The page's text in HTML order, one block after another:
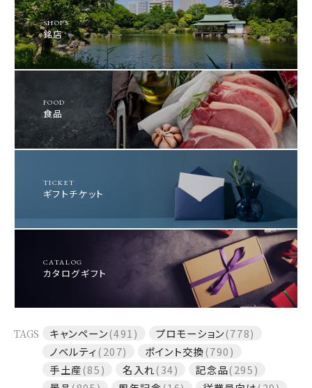
SHOPS
銘店
FOOD
食品
TICKET
ギフトチケット
CATALOG
カタログギフト
TAGS キャンペーン(491) プロモーション(778)
ノベルティ(207) ポイント交換(790)
手土産(85) 名入れ(34) 記念品(295)